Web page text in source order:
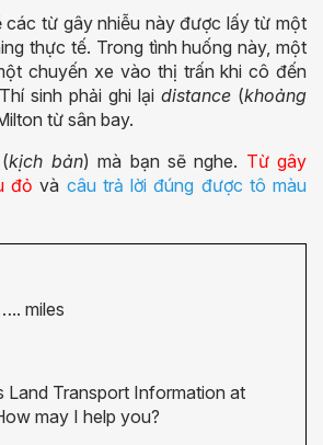
các từ gây nhiễu này được lấy từ một
thực tế. Trong tình huống này, một
chuyến xe vào thị trấn khi cô đến
sinh phải ghi lại distance (khoảng
từ sân bay.
kịch bản) mà bạn sẽ nghe. Từ gây
đỏ và câu trả lời đúng được tô màu
Land Transport Information at
may I help you?